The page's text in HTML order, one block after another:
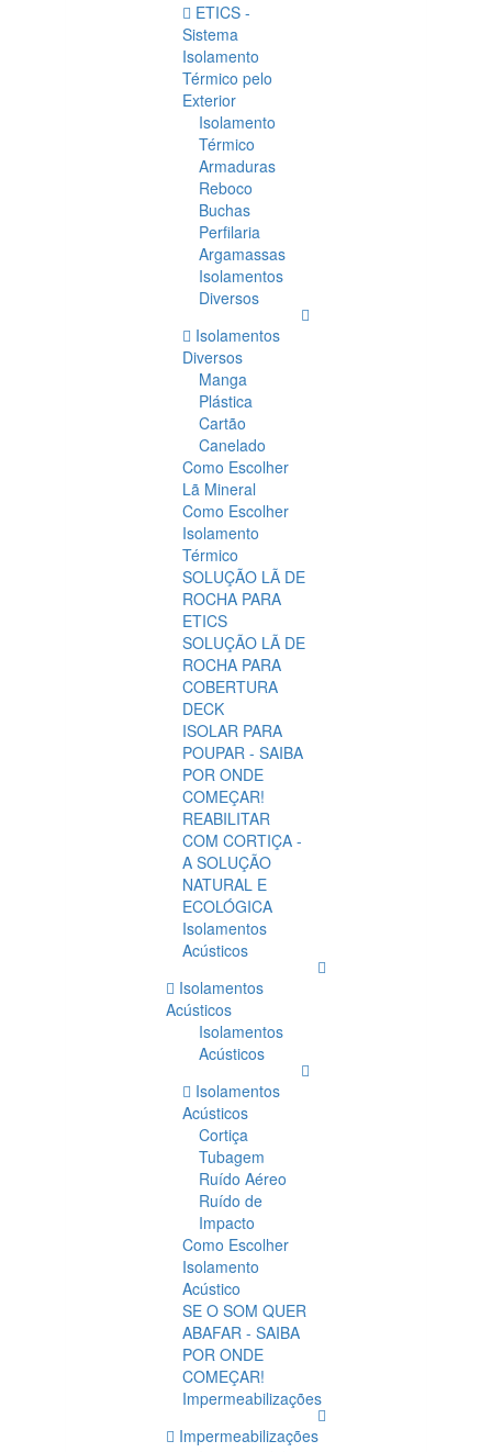
ETICS -
Sistema
Isolamento
Térmico pelo
Exterior
Isolamento
Térmico
Armaduras
Reboco
Buchas
Perfilaria
Argamassas
Isolamentos
Diversos
Isolamentos
Diversos
Manga
Plástica
Cartão
Canelado
Como Escolher
Lã Mineral
Como Escolher
Isolamento
Térmico
SOLUÇÃO LÃ DE
ROCHA PARA
ETICS
SOLUÇÃO LÃ DE
ROCHA PARA
COBERTURA
DECK
ISOLAR PARA
POUPAR - SAIBA
POR ONDE
COMEÇAR!
REABILITAR
COM CORTIÇA -
A SOLUÇÃO
NATURAL E
ECOLÓGICA
Isolamentos
Acústicos
Isolamentos
Acústicos
Isolamentos
Acústicos
Isolamentos
Acústicos
Cortiça
Tubagem
Ruído Aéreo
Ruído de
Impacto
Como Escolher
Isolamento
Acústico
SE O SOM QUER
ABAFAR - SAIBA
POR ONDE
COMEÇAR!
Impermeabilizações
Impermeabilizações